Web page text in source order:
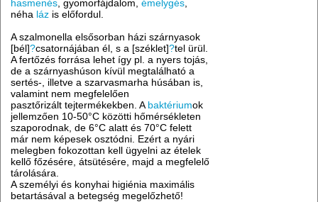
hasmenés , gyomorfájdalom,émelygés
néha láz is előfordul.
A szalmonella elsősorban házi szárnyasok
[bél]?csatornájában él, s a [széklet]?tel ürül.
A fertőzés forrása lehet így pl. a nyers tojás,
de a szárnyashúson kívül megtalálható a
sertés-, illetve a szarvasmarha húsában is,
valamint nem megfelelően
pasztőrizált tejtermékekben. A baktériumok
jellemzően 10-50°C közötti hőmérsékleten
szaporodnak, de 6°C alatt és 70°C felett
már nem képesek osztódni. Ezért a nyári
melegben fokozottan kell ügyelni az ételek
kellő főzésére, átsütésére, majd a megfelelő
tárolására.
A személyi és konyhai higiénia maximális
betartásával a betegség megelőzhető!